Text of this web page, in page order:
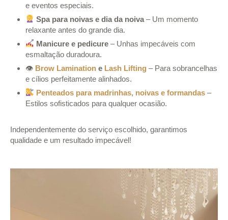
e eventos especiais.
Spa para noivas e dia da noiva – Um momento
relaxante antes do grande dia.
Manicure e pedicure – Unhas impecáveis com
esmaltação duradoura.
👁 Brow Lamination e Lash Lifting – Para sobrancelhas
e cílios perfeitamente alinhados.
Penteados para madrinhas, noivas e formandas –
Estilos sofisticados para qualquer ocasião.
Independentemente do serviço escolhido, garantimos
qualidade e um resultado impecável!